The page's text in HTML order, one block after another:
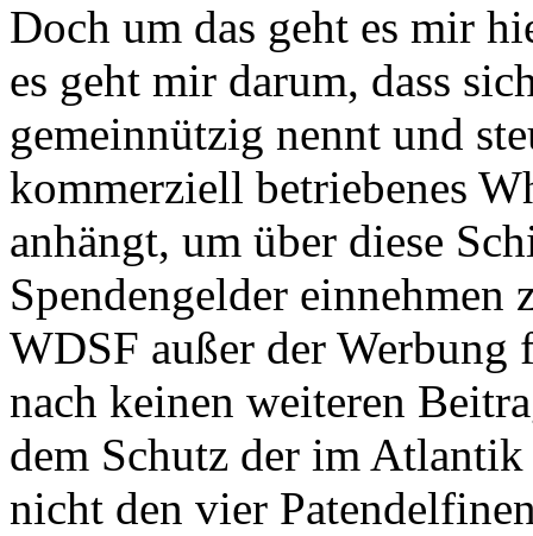
Doch um das geht es mir
es geht mir darum, dass
gemeinnützig nennt und
kommerziell betriebenes
anhängt, um über diese
Spendengelder einnehmen
WDSF außer der
nach keinen weiteren
dem Schutz der im
nicht den vier